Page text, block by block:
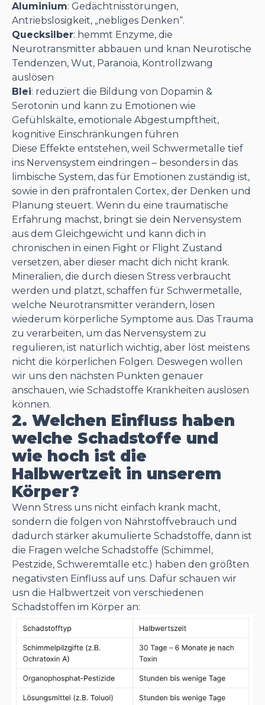
Aluminium: Gedächtnisstörungen,
Antriebslosigkeit, „nebliges Denken“.
Quecksilber: hemmt Enzyme, die
Neurotransmitter abbauen und knan Neurotische
Tendenzen, Wut, Paranoia, Kontrollzwang
auslösen
Blei: reduziert die Bildung von Dopamin &
Serotonin und kann zu Emotionen wie
Gefühlskälte, emotionale Abgestumpftheit,
kognitive Einschränkungen führen
Diese Effekte entstehen, weil Schwermetalle tief
ins Nervensystem eindringen – besonders in das
limbische System, das für Emotionen zuständig ist,
sowie in den präfrontalen Cortex, der Denken und
Planung steuert. Wenn du eine traumatische
Erfahrung machst, bringt sie dein Nervensystem
aus dem Gleichgewicht und kann dich in
chronischen in einen Fight or Flight Zustand
versetzen, aber dieser macht dich nicht krank.
Mineralien, die durch diesen Stress verbraucht
werden und platzt, schaffen für Schwermetalle,
welche Neurotransmitter verändern, lösen
wiederum körperliche Symptome aus. Das Trauma
zu verarbeiten, um das Nervensystem zu
regulieren, ist natürlich wichtig, aber löst meistens
nicht die körperlichen Folgen. Deswegen wollen
wir uns den nächsten Punkten genauer
anschauen, wie Schadstoffe Krankheiten auslösen
können.
2. Welchen Einfluss haben
welche Schadstoffe und
wie hoch ist die
Halbwertzeit in unserem
Körper?
Wenn Stress uns nicht einfach krank macht,
sondern die folgen von Nährstoffvebrauch und
dadurch stärker akumulierte Schadstoffe, dann ist
die Fragen welche Schadstoffe (Schimmel,
Pestzide, Schweremtalle etc.) haben den größten
negativsten Einfluss auf uns. Dafür schauen wir
usn die Halbwertzeit von verschiedenen
Schadstoffen im Körper an: